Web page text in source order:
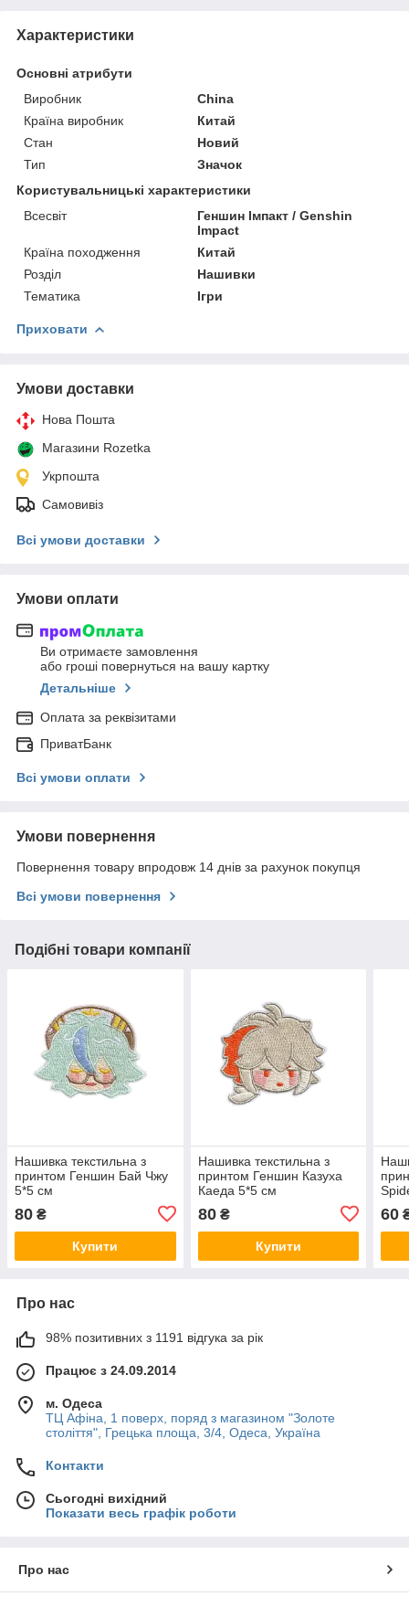
Характеристики
Основні атрибути
Виробник
China
Країна виробник
Китай
Стан
Новий
Тип
Значок
Користувальницькі характеристики
Всесвіт
Геншин Імпакт / Genshin
Impact
Країна походження
Китай
Розділ
Нашивки
Тематика
Ігри
Приховати
Умови доставки
Нова Пошта
Магазини Rozetka
Укрпошта
Самовивіз
Всі умови доставки
Умови оплати
Ви отримаєте замовлення
або гроші повернуться на вашу картку
Детальніше
Оплата за реквізитами
ПриватБанк
Всі умови оплати
Умови повернення
Повернення товару впродовж 14 днів за рахунок покупця
Всі умови повернення
Подібні товари компанії
Нашивка текстильна з
принтом Геншин Бай Чжу
5*5 см
80 ₴
Купити
Нашивка текстильна з
принтом Геншин Казуха
Каеда 5*5 см
80₴
Купити
60
Про нас
98% позитивних з 1191 відгука за рік
Працює з 24.09.2014
м. Одеса
ТЦ Афіна, 1 поверх, поряд з магазином "Золоте
століття", Грецька площа, 3/4, Одеса, Україна
Контакти
Сьогодні вихідний
Показати весь графік роботи
Про нас